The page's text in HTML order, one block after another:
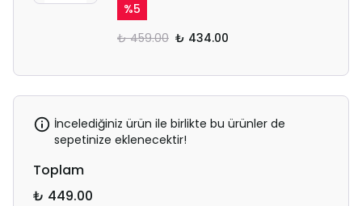
%5
₺ 459.00 ₺ 434.00
İncelediğiniz ürün ile birlikte bu ürünler de
sepetinize eklenecektir!
Toplam
₺ 449.00